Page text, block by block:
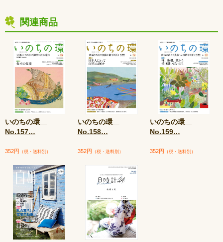
関連商品
いのちの環
No.157…
352円 （税・送料別）
いのちの環
No.158…
352円 （税・送料別）
いのちの環
No.159…
352円 （税・送料別）